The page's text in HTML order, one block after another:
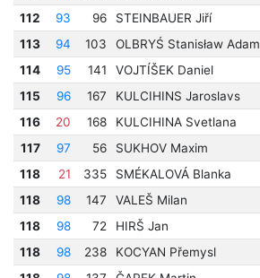
112
93 96 STEINBAUER Jiří
113
94 103 OLBRYŚ Stanisław Adam
114
95 141 VOJTÍŠEK Daniel
115
96 167 KULCIHINS Jaroslavs
116
20 168 KULCIHINA Svetlana
117
97 56 SUKHOV Maxim
118
21 335 SMÉKALOVÁ Blanka
118
98 147 VALEŠ Milan
118
98 72 HIRŠ Jan
118
98 238 KOCYAN Přemysl